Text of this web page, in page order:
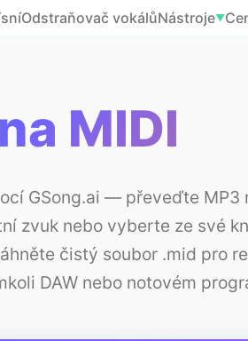
Odstraňovač vokálůNástroje▼
MIDI
GSong.ai — převeďte MP3
zvuk nebo vyberte ze své
čistý soubor .mid pro
DAW nebo notovém